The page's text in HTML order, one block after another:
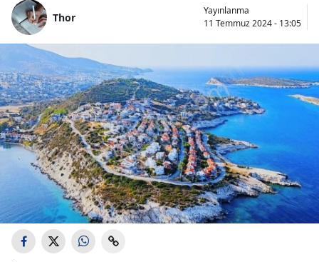
Thor
Yayınlanma
11 Temmuz 2024 - 13:05